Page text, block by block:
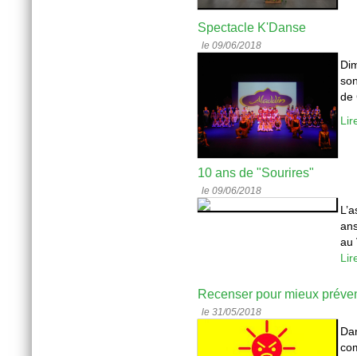
Spectacle K'Danse
le 09/06/2018
de
10 ans de "Sourires"
le 09/06/2018
au
Recenser pour mieux
le 31/05/2018